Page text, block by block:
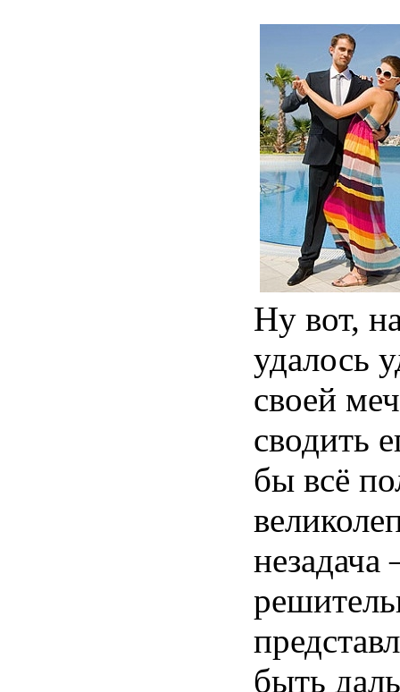
Ну вот,
удалось
своей
сводить
бы всё
незадача
быть